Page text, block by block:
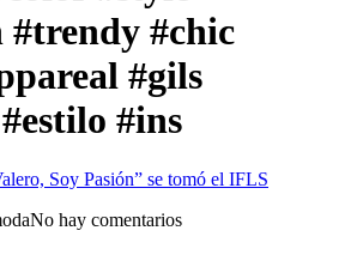
#trendy #chic
#gils
#ins
No hay comentarios